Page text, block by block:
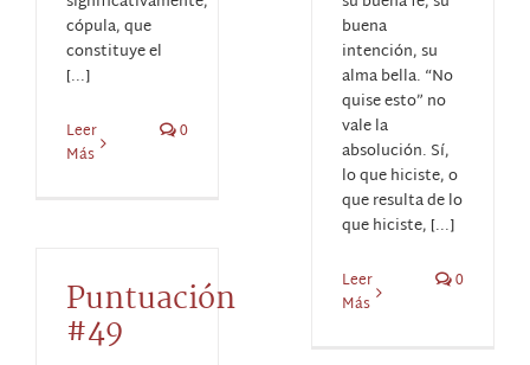
cópula, que
constituye el
[...]
Leer
Más
0
buena
intención, su
alma bella. “No
quise esto” no
vale la
absolución. Sí,
lo que hiciste, o
que resulta de lo
que hiciste, [...]
Leer
Más
0
Puntuación
#49